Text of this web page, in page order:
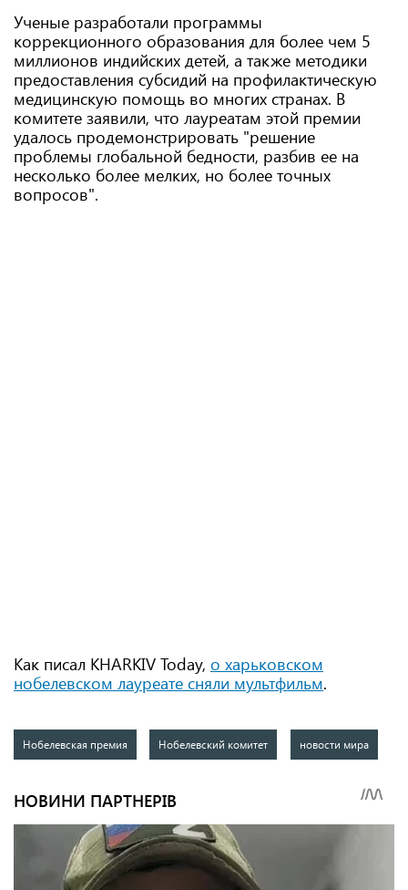
Ученые разработали программы
коррекционного образования для более чем 5
миллионов индийских детей, а также методики
предоставления субсидий на профилактическую
медицинскую помощь во многих странах. В
комитете заявили, что лауреатам этой премии
удалось продемонстрировать "решение
проблемы глобальной бедности, разбив ее на
несколько более мелких, но более точных
вопросов".
Как писал KHARKIV Today, о харьковском
нобелевском лауреате сняли мультфильм.
Нобелевская премия Нобелевский комитет новости мира